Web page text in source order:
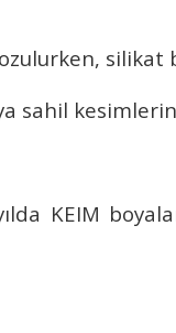
silikat
sahil
KEIM